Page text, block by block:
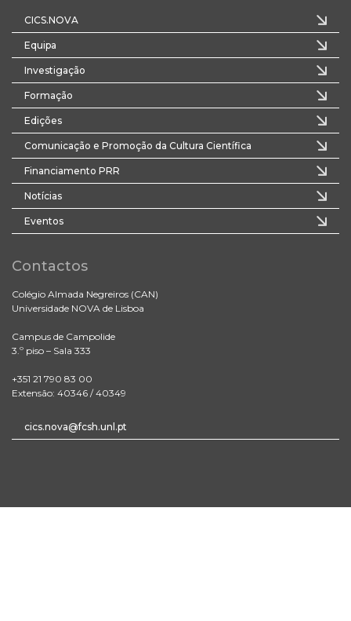
CICS.NOVA
Equipa
Investigação
Formação
Edições
Comunicação e Promoção da Cultura Científica
Financiamento PRR
Notícias
Eventos
Contactos
Colégio Almada Negreiros (CAN)
Universidade NOVA de Lisboa
Campus de Campolide
3.º piso – Sala 333
+351 21 790 83 00
Extensão: 40346 / 40349
cics.nova@fcsh.unl.pt